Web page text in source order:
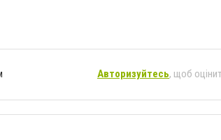
Авторизуйтесь, щоб